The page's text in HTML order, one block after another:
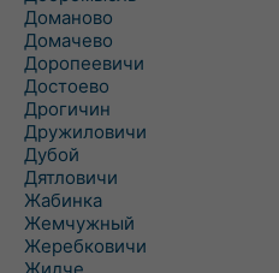
Доманово
Домачево
Доропеевичи
Достоево
Дрогичин
Дружиловичи
Дубой
Дятловичи
Жабинка
Жемчужный
Жеребковичи